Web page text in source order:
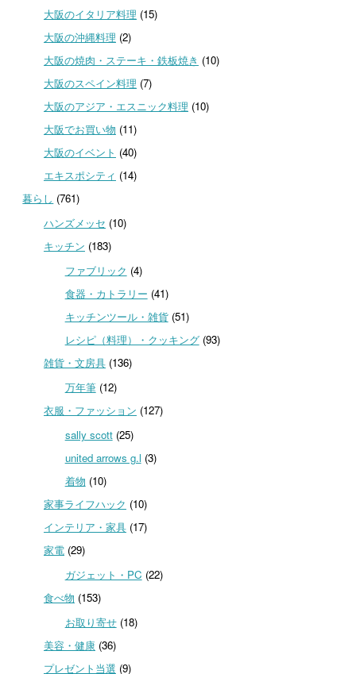
大阪のイタリア料理 (15)
大阪の沖縄料理 (2)
大阪の焼肉・ステーキ・鉄板焼き (10)
大阪のスペイン料理 (7)
大阪のアジア・エスニック料理 (10)
大阪でお買い物 (11)
大阪のイベント (40)
エキスポシティ (14)
暮らし (761)
ハンズメッセ (10)
キッチン (183)
ファブリック (4)
食器・カトラリー (41)
キッチンツール・雑貨(51)
レシピ（料理）・クッキング(93)
雑貨・文房具(136)
万年筆(12)
衣服・ファッション (127)
sally scott(25)
united arrows g.l (3)
着物 (10)
家事ライフハック (10)
インテリア・家具(17)
家電(29)
ガジェット・PC (22)
食べ物 (153)
お取り寄せ(18)
美容・健康(36)
プレゼント当選 (9)